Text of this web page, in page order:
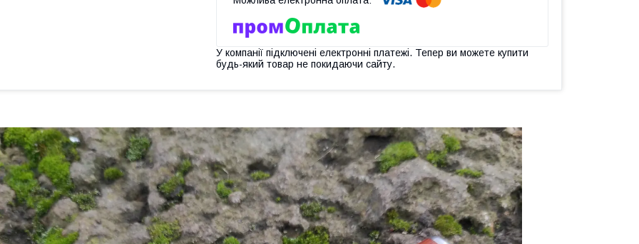
У компанії підключені електронні платежі. Тепер ви можете купити
будь-який товар не покидаючи сайту.